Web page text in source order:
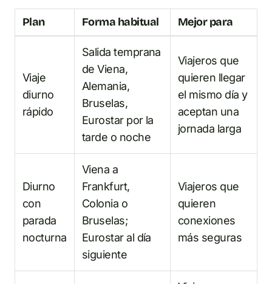
Plan Forma habitual Mejor para
Viaje
diurno
rápido
Salida temprana
de Viena,
Alemania,
Bruselas,
Eurostar por la
tarde o noche
Viajeros que
quieren llegar
el mismo día y
aceptan una
jornada larga
Diurno
con
parada
nocturna
Viena a
Frankfurt,
Colonia o
Bruselas;
Eurostar al día
siguiente
Viajeros que
quieren
conexiones
más seguras